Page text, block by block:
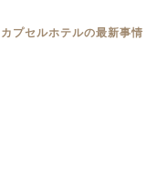
カプセルホテルの最新事情